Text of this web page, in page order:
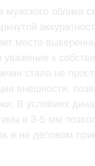
мужского облика
место
к
стала не
внешности,
В условиях
в 3-5 мм
и на деловом